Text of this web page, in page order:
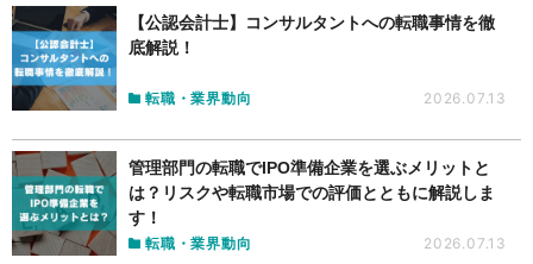
【公認会計士】コンサルタントへの転職事情を徹
底解説！
転職・業界動向 2026.07.13
管理部門の転職でIPO準備企業を選ぶメリットと
は？リスクや転職市場での評価とともに解説しま
す！
転職・業界動向 2026.07.13